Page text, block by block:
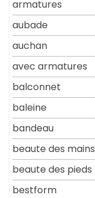
armatures
aubade
auchan
avec armatures
balconnet
baleine
bandeau
beaute des mains
beaute des pieds
bestform